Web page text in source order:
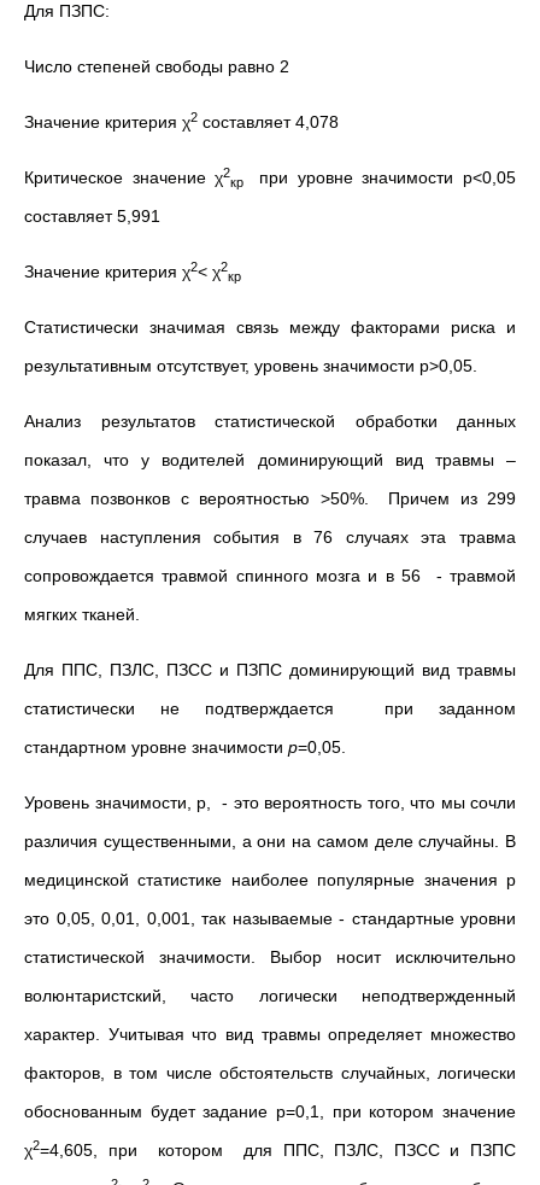
Для ПЗПС:
Число степеней свободы равно 2
Значение критерия χ2 составляет 4,078
Критическое значение χ2
кр
при уровне значимости р<0,05
составляет 5,991
Значение критерия χ2< χ2
кр
Статистически значимая связь между факторами риска и
результативным отсутствует, уровень значимости р>0,05.
Анализ результатов статистической обработки данных
показал, что у водителей доминирующий вид травмы –
травма позвонков с вероятностью >50%. Причем из 299
случаев наступления события в 76 случаях эта травма
сопровождается травмой спинного мозга и в 56 - травмой
мягких тканей.
Для ППС, ПЗЛС, ПЗСС и ПЗПС доминирующий вид травмы
статистически не подтверждается при заданном
стандартном уровне значимости р=0,05.
Уровень значимости, р, - это вероятность того, что мы сочли
различия существенными, а они на самом деле случайны. В
медицинской статистике наиболее популярные значения р
это 0,05, 0,01, 0,001, так называемые - стандартные уровни
статистической значимости. Выбор носит исключительно
волюнтаристский, часто логически неподтвержденный
характер. Учитывая что вид травмы определяет множество
факторов, в том числе обстоятельств случайных, логически
обоснованным будет задание р=0,1, при котором значение
χ2=4,605, при котором для ППС, ПЗЛС, ПЗСС и ПЗПС